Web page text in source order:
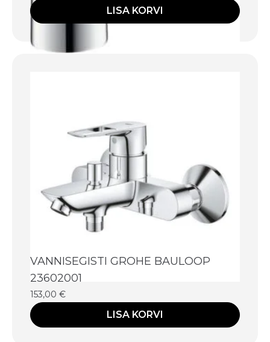
LISA KORVI
VANNISEGISTI GROHE BAULOOP
23602001
153,00 €
LISA KORVI